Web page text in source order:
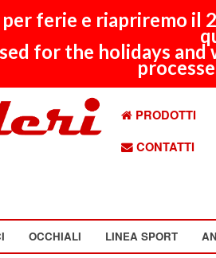
per ferie e riapriremo il
for the holidays
PRODOTTI
CONTATTI
OCCHIALI LINEA SPORT